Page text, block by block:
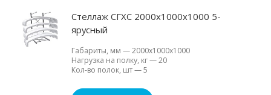
Стеллаж СГХС 2000х1000х1000 5-
ярусный
Габариты, мм —2000х1000х1000
Нагрузка на полку, кг—20
Кол-во полок, шт—5